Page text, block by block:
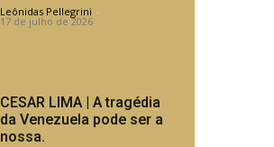
Leônidas Pellegrini -
17 de julho de 2026
CESAR LIMA | A tragédia
da Venezuela pode ser a
nossa.